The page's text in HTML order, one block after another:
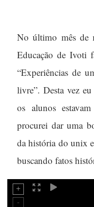
No último mês de
Educação de Ivoti
“Experiências de
livre”. Desta vez
os alunos
procurei dar uma
da história do unix
buscando fatos